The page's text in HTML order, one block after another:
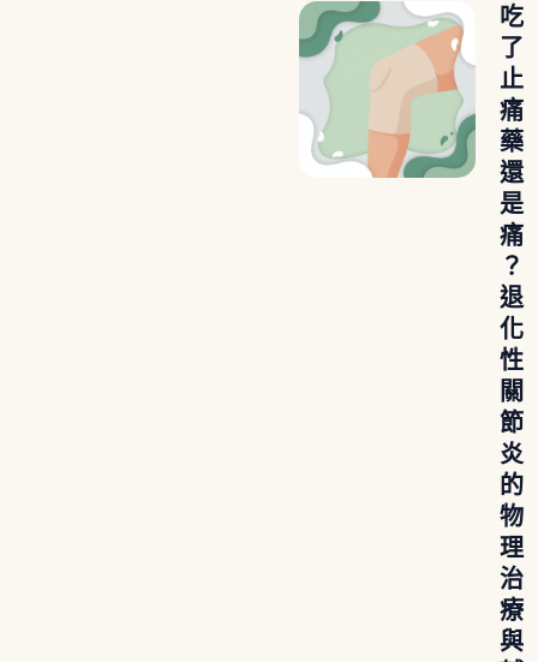
吃
了
止
痛
藥
還
是
痛
？
退
化
性
關
節
炎
的
物
理
治
療
與